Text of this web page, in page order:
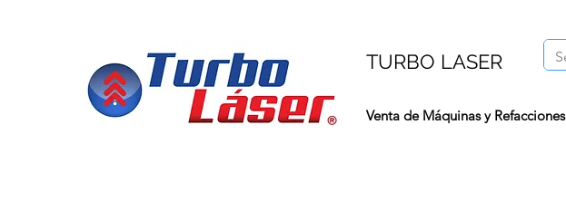
TURBO LASER
Venta de Máquinas y Refacciones